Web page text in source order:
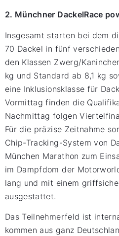
2. Münchner DackelRace
Insgesamt starten bei dem
70 Dackel in fünf
den Klassen Zwerg/
kg und Standard ab 8,1 kg
eine Inklusionsklasse für
Vormittag finden die
Nachmittag folgen
Für die präzise Zeitnahme
Chip-Tracking-System von
München Marathon zum
im Dampfdom der
lang und mit einem
ausgestattet.
Das Teilnehmerfeld ist
kommen aus ganz